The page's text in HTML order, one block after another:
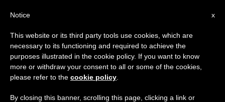
PAPA FRANCISCO
×
Aviso importante
Del 27 de julio al 7 de agosto haremos la pausa
anual, aprovechando que en el periodo de verano
se generan menos informaciones y también el
x
Notice
This website or its third party tools use cookies, which are
necessary to its functioning and required to achieve the
purposes illustrated in the cookie policy. If you want to know
more or withdraw your consent to all or some of the cookies,
please refer to the cookie policy
By closing this banner, scrolling this page, clicking a link or